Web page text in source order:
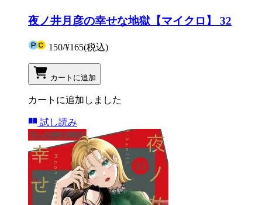
夜ノ井月彦の幸せな地獄【マイクロ】 32
150/¥165(税込)
カートに追加
カートに追加しました
試し読み